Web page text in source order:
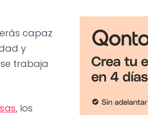
capaz
y
trabaja
, los